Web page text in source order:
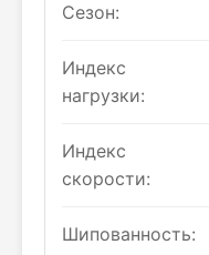
Сезон:
Индекс
нагрузки:
Индекс
скорости:
Шипованность: